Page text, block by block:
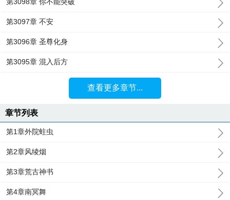
第3097章 不安
第3096章 圣尊化身
第3095章 混入后方
查看更多章节...
章节列表
第1章外院蛀虫
第2章风绫烟
第3章荒古神书
第4章南冥舞